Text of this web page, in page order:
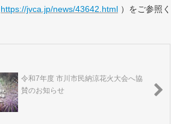
https://jvca.jp/news/43642.html ）をご参照く
令和7年度 市川市民納涼花火大会へ協
賛のお知らせ